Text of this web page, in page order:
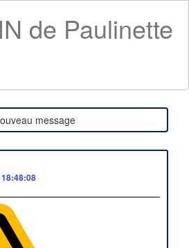
de Paulinette
message